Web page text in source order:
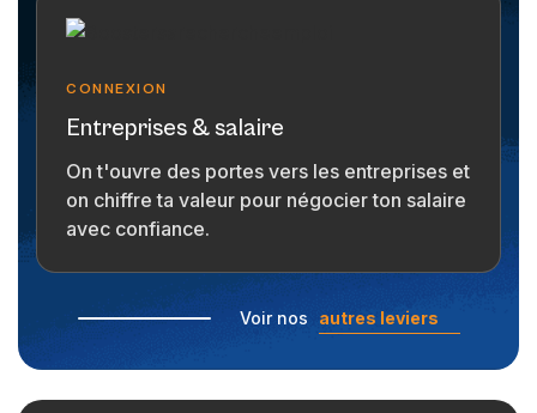
CONNEXION
Entreprises & salaire
On t'ouvre des portes vers les entreprises et
on chiffre ta valeur pour négocier ton salaire
avec confiance.
Voir nos autres leviers